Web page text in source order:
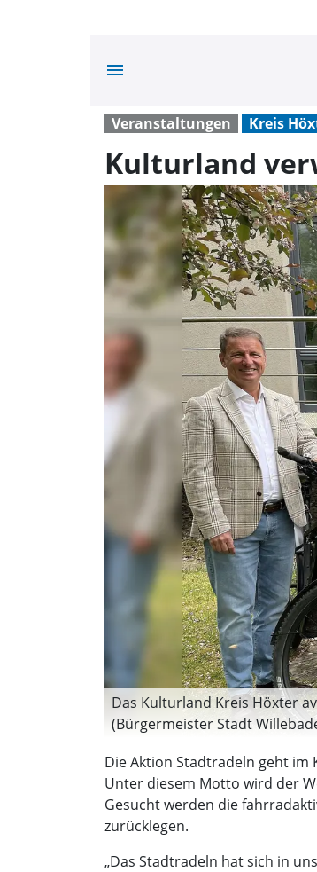
menu
Veranstaltungen Kreis
Kulturland
Das Kulturland Kreis Höxter
(Bürgermeister Stadt
Nieheim), Kämmerer Christof
Marienmünster), Alexander
(Bürgermeister Stadt Höxter).
Die Aktion Stadtradeln geht im
Unter diesem Motto wird der
Gesucht werden die
zurücklegen.
„Das Stadtradeln hat sich in